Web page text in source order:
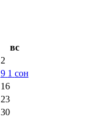
вс
2
9 1 сон
16
23
30